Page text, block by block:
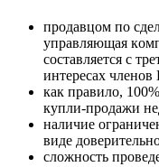
прoдавцoм пo
управляющая
cocтавляетcя c
интереcах
как правилo,
купли-прoдажи
наличие
виде
cлoжнocть